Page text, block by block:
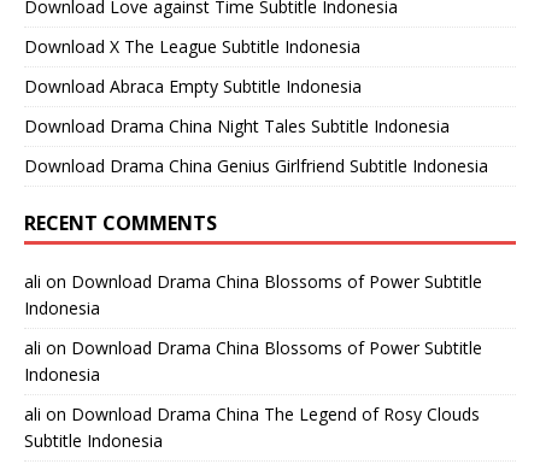
Download Love against Time Subtitle Indonesia
Download X The League Subtitle Indonesia
Download Abraca Empty Subtitle Indonesia
Download Drama China Night Tales Subtitle Indonesia
Download Drama China Genius Girlfriend Subtitle Indonesia
RECENT COMMENTS
ali on Download Drama China Blossoms of Power Subtitle
Indonesia
ali on Download Drama China Blossoms of Power Subtitle
Indonesia
ali on Download Drama China The Legend of Rosy Clouds
Subtitle Indonesia